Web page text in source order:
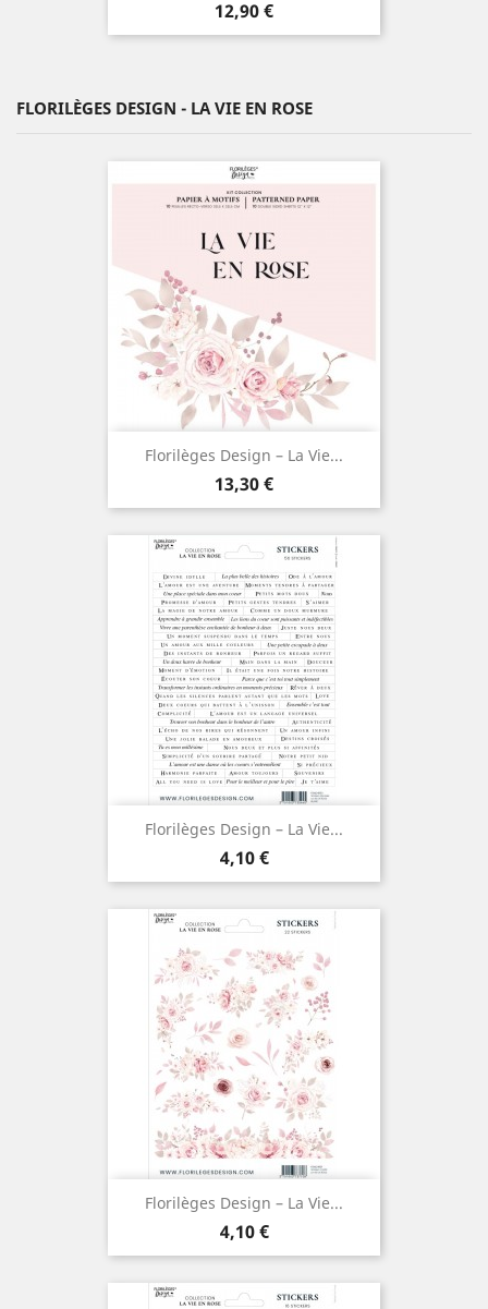
Prix
12,90 €
FLORILÈGES DESIGN - LA VIE EN ROSE
Florilèges Design – La Vie...
Prix
13,30 €
Florilèges Design – La Vie...
Prix
4,10 €
Florilèges Design – La Vie...
Prix
4,10 €